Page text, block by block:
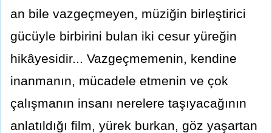
an bile vazgeçmeyen, müziğin birleştirici
gücüyle birbirini bulan iki cesur yüreğin
hikâyesidir... Vazgeçmemenin, kendine
inanmanın, mücadele etmenin ve çok
çalışmanın insanı nerelere taşıyacağının
anlatıldığı film, yürek burkan, göz yaşartan